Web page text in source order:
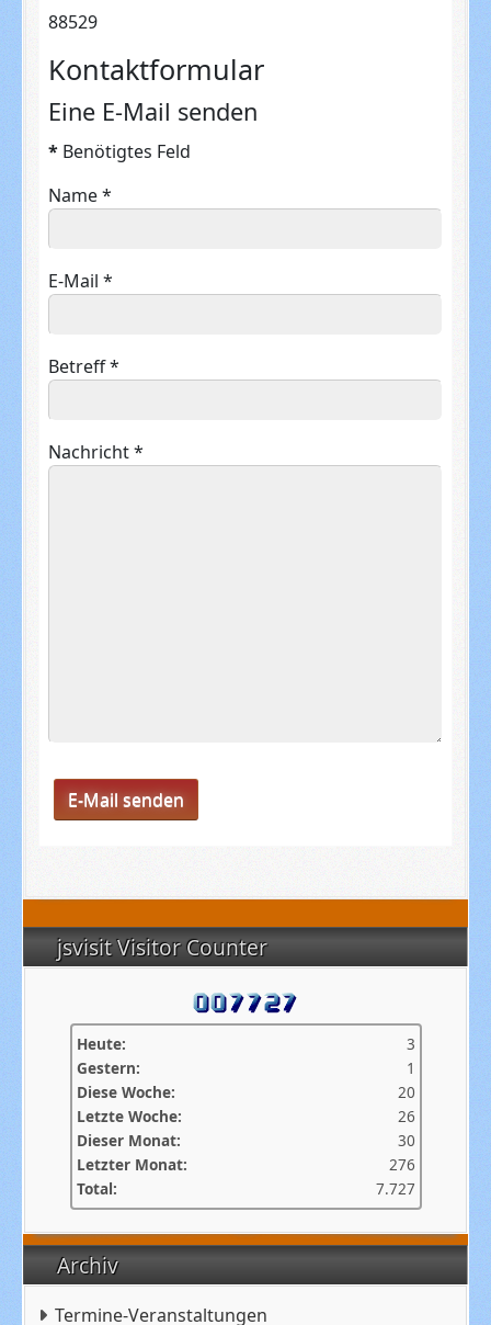
jsvisit Visitor Counter
Heute:
3
Gestern:
1
Diese Woche:
20
Letzte Woche:
26
Dieser Monat:
30
Letzter Monat:
276
Total:
7.727
Archiv
Termine-Veranstaltungen
88529
Kontaktformular
Eine E-Mail senden
*Benötigtes Feld
Name*
E-Mail *
Betreff*
Nachricht*
E-Mail senden